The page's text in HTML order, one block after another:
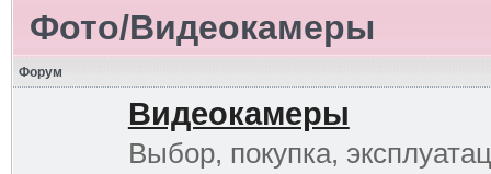
Фото/Видеокамеры
Форум
Видеокамеры
Выбор, покупка,